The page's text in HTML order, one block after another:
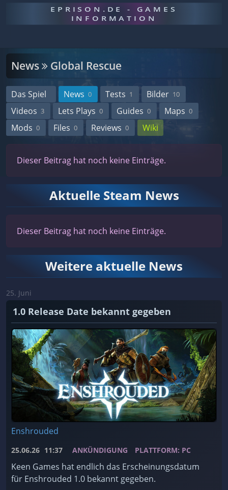
EPRISON.DE - GAMES
INFORMATION
News Global Rescue
Das Spiel News 0 Tests 1 Bilder 10
Videos 3 Lets Plays 0 Guides 0 Maps 0
Mods 0 Files 0 Reviews 0 Wiki
Dieser Beitrag hat noch keine Einträge.
Aktuelle Steam News
Dieser Beitrag hat noch keine Einträge.
Weitere aktuelle News
25. Juni
1.0 Release Date bekannt gegeben
Enshrouded
25.06.26 11:37 ANKÜNDIGUNG PLATTFORM: PC
Keen Games hat endlich das Erscheinungsdatum
für Enshrouded 1.0 bekannt gegeben.